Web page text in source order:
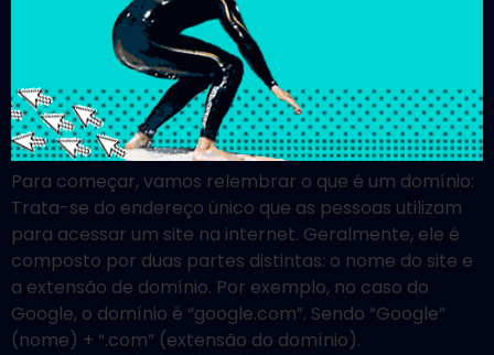
Para começar, vamos relembrar o que é um domínio:
Trata-se do endereço único que as pessoas utilizam
para acessar um site na internet. Geralmente, ele é
composto por duas partes distintas: o nome do site e
a extensão de domínio. Por exemplo, no caso do
Google, o domínio é “google.com”. Sendo “Google”
(nome) + “.com” (extensão do domínio).